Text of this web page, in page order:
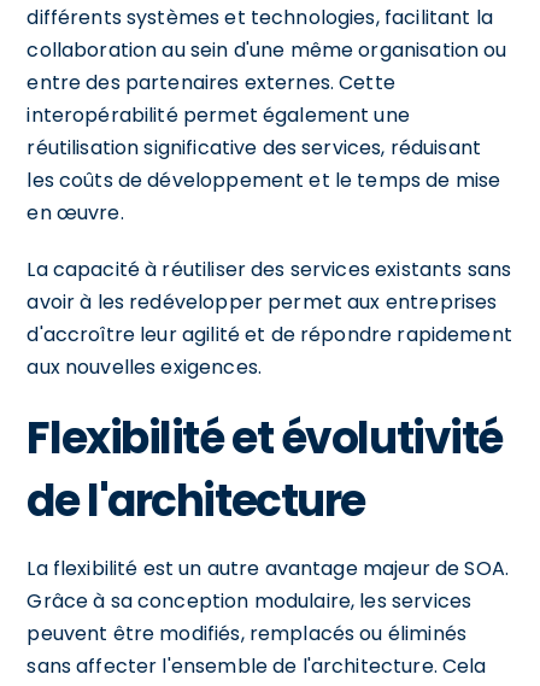
différents systèmes et technologies, facilitant la
collaboration au sein d'une même organisation ou
entre des partenaires externes. Cette
interopérabilité permet également une
réutilisation significative des services, réduisant
les coûts de développement et le temps de mise
en œuvre.
La capacité à réutiliser des services existants sans
avoir à les redévelopper permet aux entreprises
d'accroître leur agilité et de répondre rapidement
aux nouvelles exigences.
Flexibilité et évolutivité
de l'architecture
La flexibilité est un autre avantage majeur de SOA.
Grâce à sa conception modulaire, les services
peuvent être modifiés, remplacés ou éliminés
sans affecter l'ensemble de l'architecture. Cela